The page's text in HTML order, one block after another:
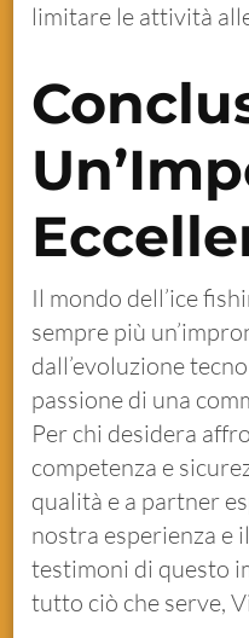
limitare le attività
Il mondo dell’ice
sempre più
dall’evoluzione
passione di una
Per chi desidera
competenza e
qualità e a partner
nostra esperienza e
testimoni di questo
tutto ciò che serve,